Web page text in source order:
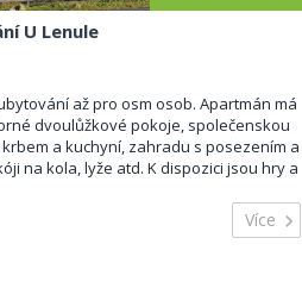
U Lenule
až pro osm osob. Apartmán má
dvoulůžkové pokoje, společenskou
a kuchyní, zahradu s posezením a
na kola, lyže atd. K dispozici jsou hry a
Více